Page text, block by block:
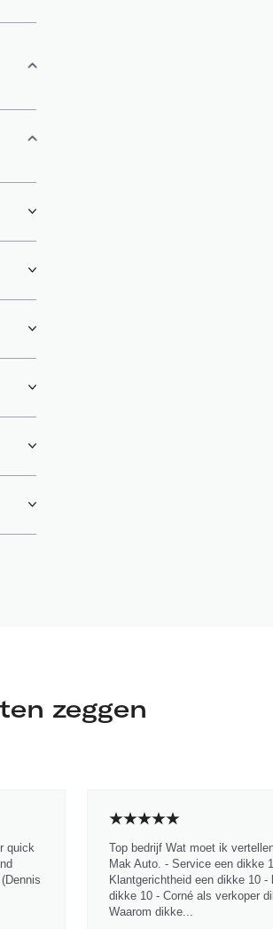
zeggen
quick
Top bedrijf Wat moet ik
Mak Auto. - Service een dikke
Klantgerichtheid een dikke 10 -
dikke 10 - Corné als verkoper
Waarom dikke...